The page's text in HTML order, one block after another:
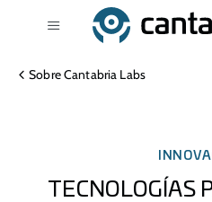
Sobre Cantabria Labs
TECNOLOGÍAS